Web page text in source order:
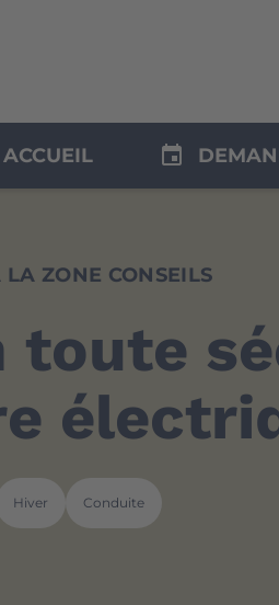
ACCUEIL insert_invitation
LA ZONE CONSEILS
toute
Hiver Conduite